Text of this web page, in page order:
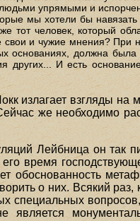
упрямыми и
мы хотели бы
человек, который
свои и чужие мнения? При
основаниях, должна
других... И есть
излагает взгляды на
же необходимо
Лейбница он
время
обоснованность
о них. Всякий
специальных
является